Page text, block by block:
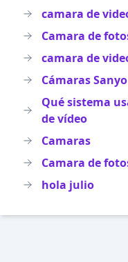
camara de
Camara de
camara de
Cámaras Sanyo
Qué sistema
de vídeo
Camaras
Camara de
hola julio